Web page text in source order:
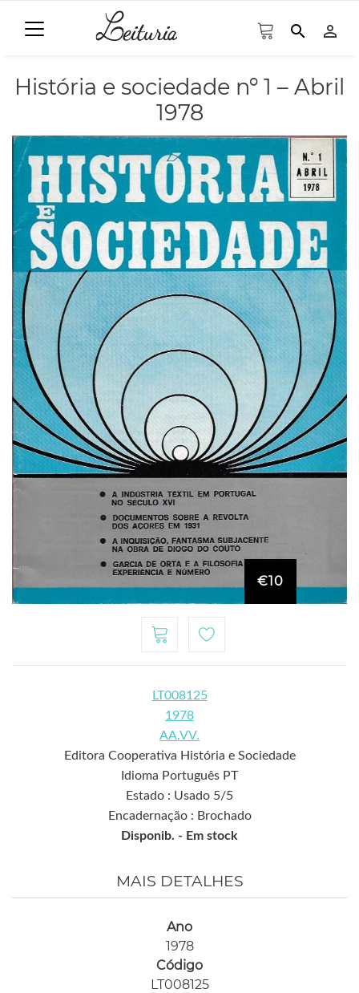
search person_outline
História e sociedade nº 1 – Abril
1978
€10
LT008125
1978
AA.VV.
Editora Cooperativa História e Sociedade
Idioma Português PT
Estado : Usado 5/5
Encadernação : Brochado
Disponib. - Em stock
MAIS DETALHES
Ano
1978
Código
LT008125